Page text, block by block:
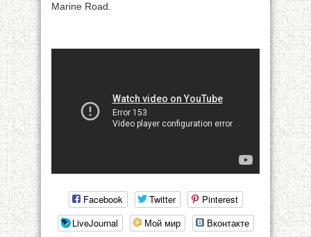
Marine Road.
Facebook Twitter
Pinterest
LiveJournal
Мой мир Вконтакте